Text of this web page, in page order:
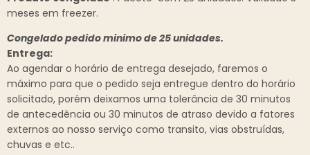
meses em freezer.
Congelado pedido minimo de 25 unidades.
Entrega:
Ao agendar o horário de entrega desejado, faremos o
máximo para que o pedido seja entregue dentro do horário
solicitado, porém deixamos uma tolerância de 30 minutos
de antecedência ou 30 minutos de atraso devido a fatores
externos ao nosso serviço como transito, vias obstruídas,
chuvas e etc..